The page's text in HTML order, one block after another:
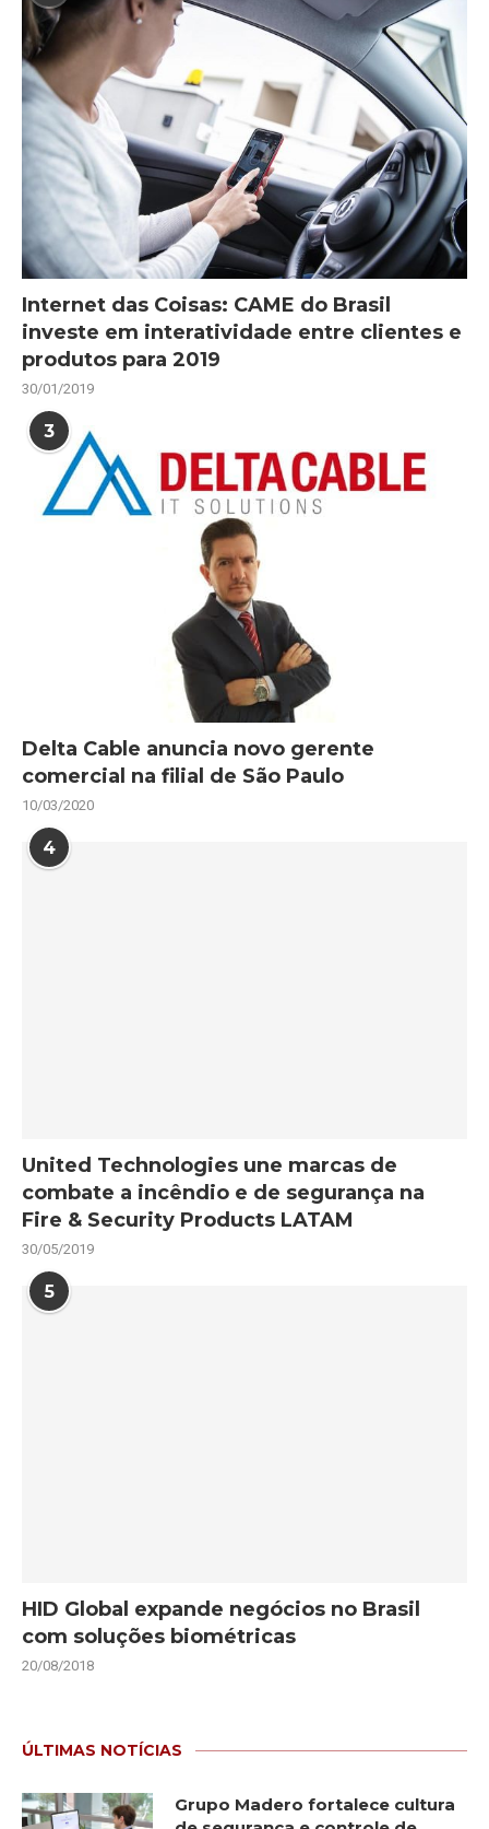
Internet das Coisas: CAME do Brasil
investe em interatividade entre clientes e
produtos para 2019
30/01/2019
3
Delta Cable anuncia novo gerente
comercial na filial de São Paulo
10/03/2020
4
United Technologies une marcas de
combate a incêndio e de segurança na
Fire & Security Products LATAM
30/05/2019
5
HID Global expande negócios no Brasil
com soluções biométricas
20/08/2018
ÚLTIMAS NOTÍCIAS
Grupo Madero fortalece cultura